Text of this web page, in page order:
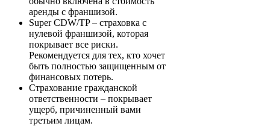
аренды с франшизой.
Super CDW/TP – страховка с
нулевой франшизой, которая
покрывает все риски.
Рекомендуется для тех, кто хочет
быть полностью защищенным от
финансовых потерь.
Страхование гражданской
ответственности – покрывает
ущерб, причиненный вами
третьим лицам.